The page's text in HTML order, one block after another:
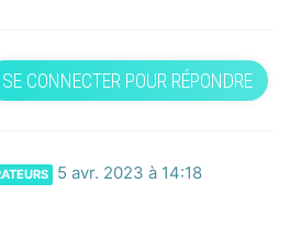
SE CONNECTER POUR RÉPONDRE
5 avr. 2023 à 14:18